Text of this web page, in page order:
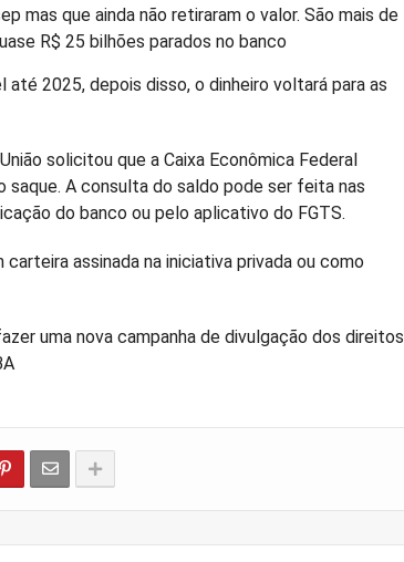
mas que ainda não retiraram o valor. São mais de
R$ 25 bilhões parados no banco
até 2025, depois disso, o dinheiro voltará para as
solicitou que a Caixa Econômica Federal
A consulta do saldo pode ser feita nas
do banco ou pelo aplicativo do FGTS.
assinada na iniciativa privada ou como
uma nova campanha de divulgação dos direitos